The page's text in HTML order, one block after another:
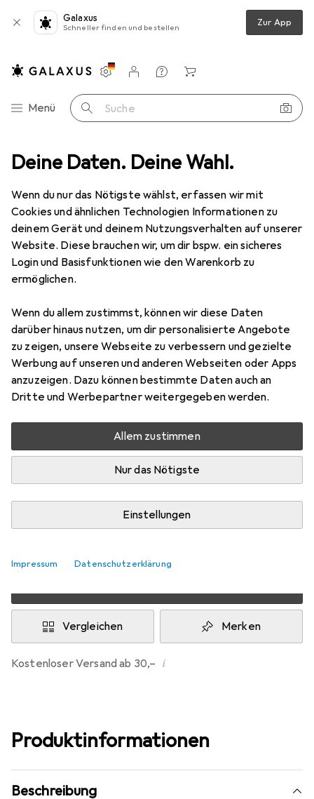
Deine Daten. Deine Wahl.
Wenn du nur das Nötigste wählst, erfassen wir mit
Cookies und ähnlichen Technologien Informationen zu
deinem Gerät und deinem Nutzungsverhalten auf unserer
Website. Diese brauchen wir, um dir bspw. ein sicheres
Login und Basisfunktionen wie den Warenkorb zu
ermöglichen.
Wenn du allem zustimmst, können wir diese Daten
darüber hinaus nutzen, um dir personalisierte Angebote
zu zeigen, unsere Webseite zu verbessern und gezielte
Werbung auf unseren und anderen Webseiten oder Apps
anzuzeigen. Dazu können bestimmte Daten auch an
Dritte und Werbepartner weitergegeben werden.
Allem zustimmen
Nur das Nötigste
Einstellungen
Impressum Datenschutzerklärung
Galaxus
Schneller finden und bestellen Zur App
Navigation nach Kategorien
Menü Suche
Einstellungen
Kundenkonto
Vergleichslisten
Merklisten
Warenkorb
+ Leuchten Beleuchtung Zubehör Bachmann IlluFassung E27
MENGENRABATT
Preis in EUR inkl. MwSt.
EUR
2,69 SpareEUR
0,90
Bewertungen Marke
Mehr von Bachmann
Zwischen Do, 13.8. und Sa, 15.8. geliefert
Mehr als 10 Stück an Lager beim Lieferanten
Lieferort angeben für genaue Lieferzeit
pro Stück
EUR
2,44
pro Stück
Vergleichen Merken
Kostenloser Versand ab 30,– i
Produktinformationen
Beschreibung